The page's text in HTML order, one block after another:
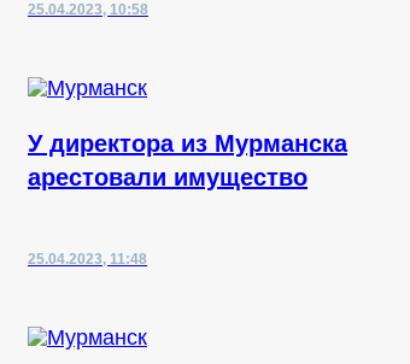
25.04.2023, 10:58
У директора из Мурманска
арестовали имущество
25.04.2023, 11:48